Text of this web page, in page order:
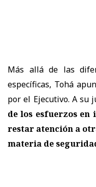
Más allá de las
específicas, Tohá
por el Ejecutivo. A su
de los esfuerzos en
restar atención a
materia de